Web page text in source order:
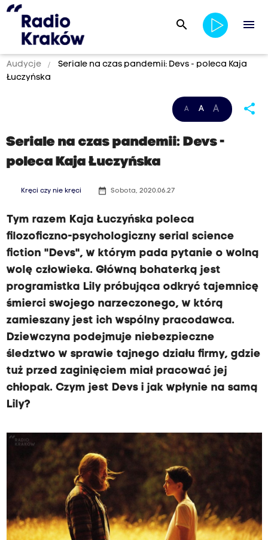
search menu
Audycje
Seriale na czas pandemii: Devs - poleca Kaja
Łuczyńska
A A A share
Seriale na czas pandemii: Devs -
poleca Kaja Łuczyńska
Kręci czy nie kręci date_range Sobota, 2020.06.27
Tym razem Kaja Łuczyńska poleca
filozoficzno-psychologiczny serial science
fiction "Devs", w którym pada pytanie o wolną
wolę człowieka. Główną bohaterką jest
programistka Lily próbująca odkryć tajemnicę
śmierci swojego narzeczonego, w którą
zamieszany jest ich wspólny pracodawca.
Dziewczyna podejmuje niebezpieczne
śledztwo w sprawie tajnego działu firmy, gdzie
tuż przed zaginięciem miał pracować jej
chłopak. Czym jest Devs i jak wpłynie na samą
Lily?